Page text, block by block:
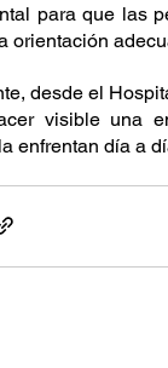
para que las
orientación
desde el
visible una
enfrentan día a